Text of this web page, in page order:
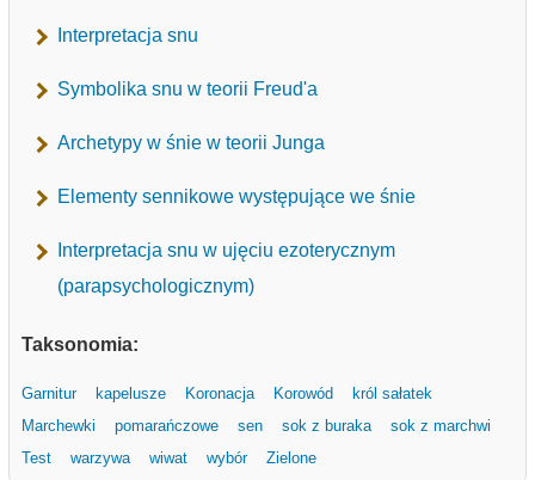
Interpretacja snu
Symbolika snu w teorii Freud'a
Archetypy w śnie w teorii Junga
Elementy sennikowe występujące we śnie
Interpretacja snu w ujęciu ezoterycznym
(parapsychologicznym)
Taksonomia:
Garnitur kapelusze Koronacja Korowód
król sałatek
Marchewki
pomarańczowe sen sok z buraka
sok z marchwi
Test
warzywa wiwat wybór Zielone